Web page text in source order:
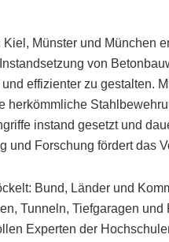
Münster und München
von
effizienter zu gestalten.
herkömmliche
instand gesetzt und
und Forschung fördert das
Bund, Länder und
Tunneln, Tiefgaragen
Experten der